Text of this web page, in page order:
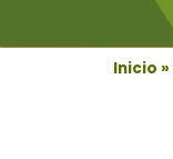
Inicio »